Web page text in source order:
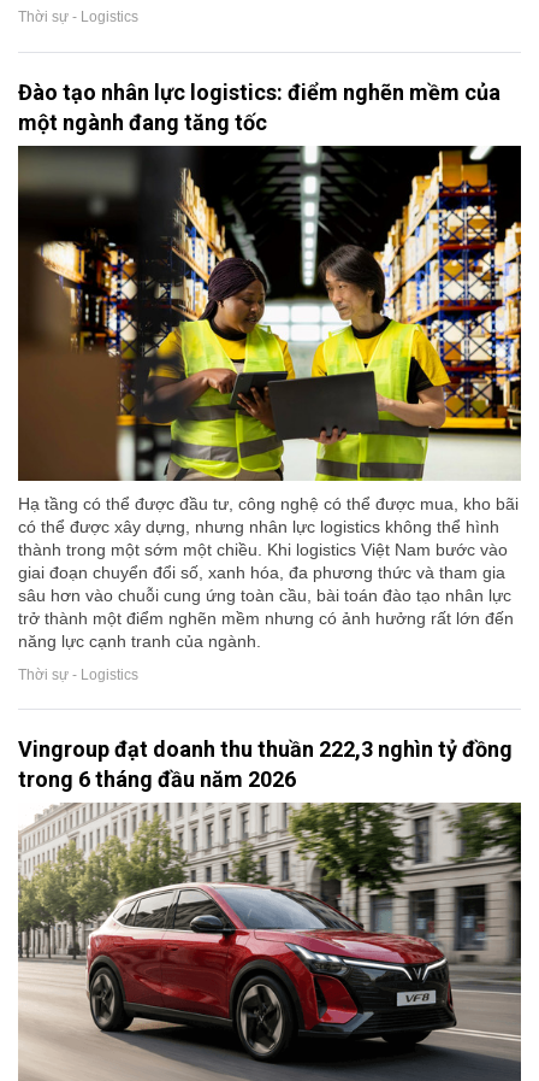
Thời sự - Logistics
Đào tạo nhân lực logistics: điểm nghẽn mềm của
một ngành đang tăng tốc
Hạ tầng có thể được đầu tư, công nghệ có thể được mua, kho bãi
có thể được xây dựng, nhưng nhân lực logistics không thể hình
thành trong một sớm một chiều. Khi logistics Việt Nam bước vào
giai đoạn chuyển đổi số, xanh hóa, đa phương thức và tham gia
sâu hơn vào chuỗi cung ứng toàn cầu, bài toán đào tạo nhân lực
trở thành một điểm nghẽn mềm nhưng có ảnh hưởng rất lớn đến
năng lực cạnh tranh của ngành.
Thời sự - Logistics
Vingroup đạt doanh thu thuần 222,3 nghìn tỷ đồng
trong 6 tháng đầu năm 2026